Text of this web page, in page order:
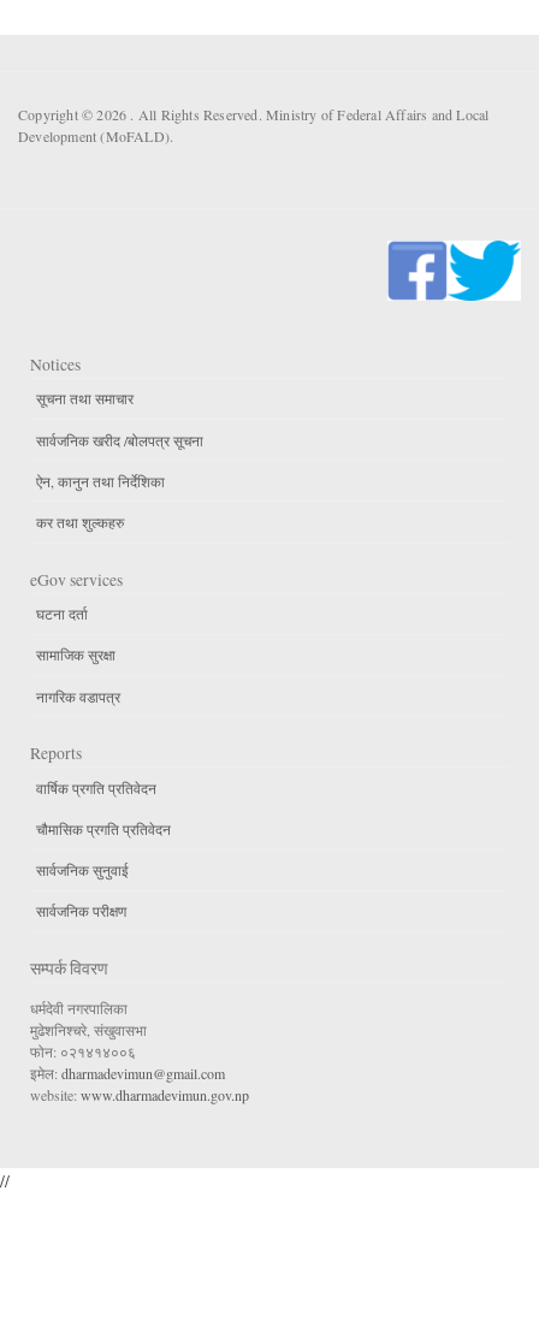
Copyright © 2026 . All Rights Reserved. Ministry of Federal Affairs and Local
Development (MoFALD).
Notices
सूचना तथा समाचार
सार्वजनिक खरीद /बोलपत्र सूचना
ऐन, कानुन तथा निर्देशिका
कर तथा शुल्कहरु
eGov services
घटना दर्ता
सामाजिक सुरक्षा
नागरिक वडापत्र
Reports
वार्षिक प्रगति प्रतिवेदन
चौमासिक प्रगति प्रतिवेदन
सार्वजनिक सुनुवाई
सार्वजनिक परीक्षण
सम्पर्क विवरण
धर्मदेवी नगरपालिका
मुढेशनिश्चरे, संखुवासभा
फोन: ०२१४१४००६
इमेल: dharmadevimun@gmail.com
website: www.dharmadevimun.gov.np
//